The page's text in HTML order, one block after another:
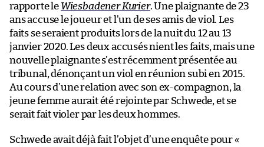
rapporte le Wiesbadener Kurier. Une plaignante de 23
ans accuse le joueur et l’un de ses amis de viol. Les
faits se seraient produits lors de la nuit du 12 au 13
janvier 2020. Les deux accusés nient les faits, mais une
nouvelle plaignante s’est récemment présentée au
tribunal, dénonçant un viol en réunion subi en 2015.
Au cours d’une relation avec son ex-compagnon, la
jeune femme aurait été rejointe par Schwede, et se
serait fait violer par les deux hommes.
Schwede avait déjà fait l’objet d’une enquête pour«